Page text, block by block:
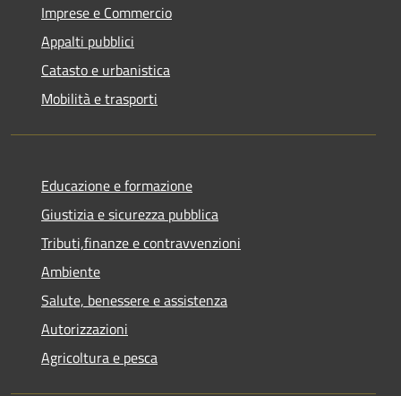
Imprese e Commercio
Appalti pubblici
Catasto e urbanistica
Mobilità e trasporti
Educazione e formazione
Giustizia e sicurezza pubblica
Tributi,finanze e contravvenzioni
Ambiente
Salute, benessere e assistenza
Autorizzazioni
Agricoltura e pesca